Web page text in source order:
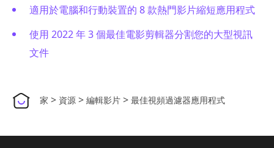
適用於電腦和行動裝置的 8 款熱門影片縮短應用程式
使用 2022 年 3 個最佳電影剪輯器分割您的大型視訊
文件
家 > 資源 > 編輯影片 > 最佳視頻過濾器應用程式